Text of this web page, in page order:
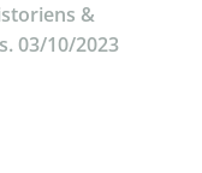
&
03/10/2023